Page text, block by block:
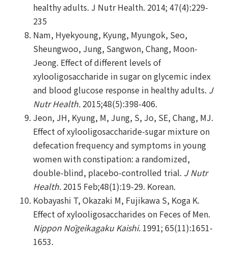
healthy adults. J Nutr Health. 2014; 47(4):229-
235
Nam, Hyekyoung, Kyung, Myungok, Seo,
Sheungwoo, Jung, Sangwon, Chang, Moon-
Jeong. Effect of different levels of
xylooligosaccharide in sugar on glycemic index
and blood glucose response in healthy adults. J
Nutr Health. 2015;48(5):398-406.
Jeon, JH, Kyung, M, Jung, S, Jo, SE, Chang, MJ.
Effect of xylooligosaccharide-sugar mixture on
defecation frequency and symptoms in young
women with constipation: a randomized,
double-blind, placebo-controlled trial. J Nutr
Health. 2015 Feb;48(1):19-29. Korean.
Kobayashi T, Okazaki M, Fujikawa S, Koga K.
Effect of xylooligosaccharides on Feces of Men.
Nippon Nōgeikagaku Kaishi. 1991; 65(11):1651-
1653.